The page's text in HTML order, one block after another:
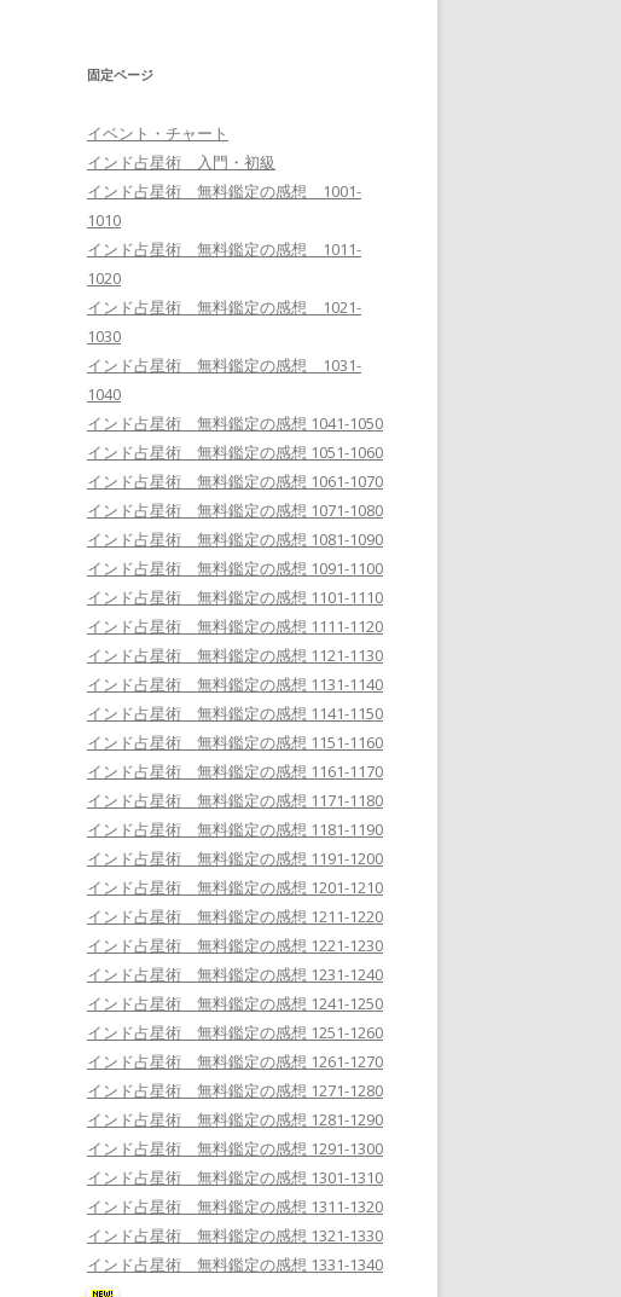
固定ページ
イベント・チャート
インド占星術 入門・初級
インド占星術 無料鑑定の感想 1001-
1010
インド占星術 無料鑑定の感想 1011-
1020
インド占星術 無料鑑定の感想 1021-
1030
インド占星術 無料鑑定の感想 1031-
1040
インド占星術 無料鑑定の感想 1041-1050
インド占星術 無料鑑定の感想 1051-1060
インド占星術 無料鑑定の感想 1061-1070
インド占星術 無料鑑定の感想 1071-1080
インド占星術 無料鑑定の感想 1081-1090
インド占星術 無料鑑定の感想 1091-1100
インド占星術 無料鑑定の感想 1101-1110
インド占星術 無料鑑定の感想 1111-1120
インド占星術 無料鑑定の感想 1121-1130
インド占星術 無料鑑定の感想 1131-1140
インド占星術 無料鑑定の感想 1141-1150
インド占星術 無料鑑定の感想 1151-1160
インド占星術 無料鑑定の感想 1161-1170
インド占星術 無料鑑定の感想 1171-1180
インド占星術 無料鑑定の感想 1181-1190
インド占星術 無料鑑定の感想 1191-1200
インド占星術 無料鑑定の感想 1201-1210
インド占星術 無料鑑定の感想 1211-1220
インド占星術 無料鑑定の感想 1221-1230
インド占星術 無料鑑定の感想 1231-1240
インド占星術 無料鑑定の感想 1241-1250
インド占星術 無料鑑定の感想 1251-1260
インド占星術 無料鑑定の感想 1261-1270
インド占星術 無料鑑定の感想 1271-1280
インド占星術 無料鑑定の感想 1281-1290
インド占星術 無料鑑定の感想 1291-1300
インド占星術 無料鑑定の感想 1301-1310
インド占星術 無料鑑定の感想 1311-1320
インド占星術 無料鑑定の感想 1321-1330
インド占星術 無料鑑定の感想 1331-1340